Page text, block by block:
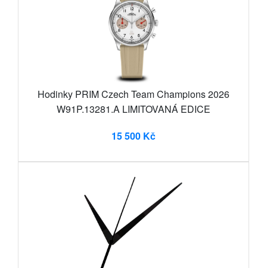
Hodinky PRIM Czech Team Champions 2026
W91P.13281.A LIMITOVANÁ EDICE
15 500 Kč